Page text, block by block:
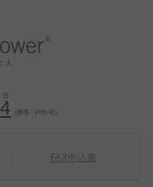
4 （携帯・PHS 可）
FAX申込書